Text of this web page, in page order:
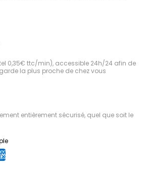
0,35€ ttc/min), accessible 24h/24 afin de
la plus proche de chez vous
entièrement sécurisé, quel que soit le